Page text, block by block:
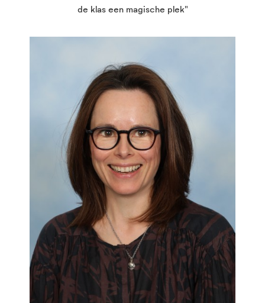
de klas een magische plek"